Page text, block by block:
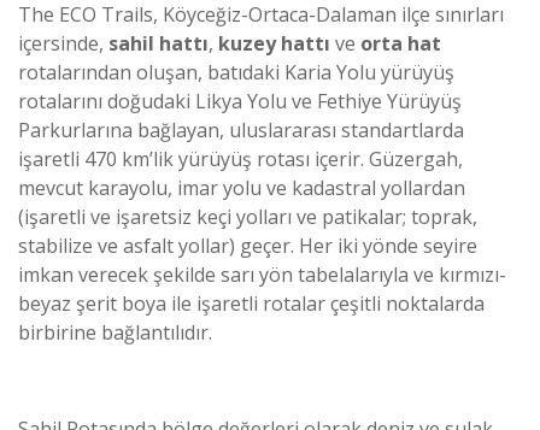
The ECO Trails, Köyceğiz-Ortaca-Dalaman ilçe sınırları
içersinde, sahil hattı, kuzey hattı ve orta hat
rotalarından oluşan, batıdaki Karia Yolu yürüyüş
rotalarını doğudaki Likya Yolu ve Fethiye Yürüyüş
Parkurlarına bağlayan, uluslararası standartlarda
işaretli 470 km’lik yürüyüş rotası içerir. Güzergah,
mevcut karayolu, imar yolu ve kadastral yollardan
(işaretli ve işaretsiz keçi yolları ve patikalar; toprak,
stabilize ve asfalt yollar) geçer. Her iki yönde seyire
imkan verecek şekilde sarı yön tabelalarıyla ve kırmızı-
beyaz şerit boya ile işaretli rotalar çeşitli noktalarda
birbirine bağlantılıdır.